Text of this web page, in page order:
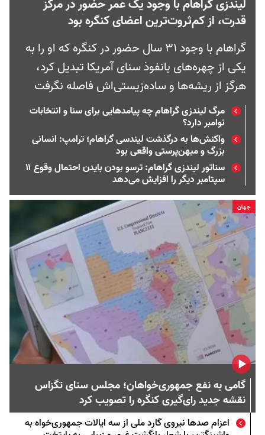
لیندزی گراهام با وجود یک عمر حضور در مرکز
قدرت، از کم‌ثروت‌ترین اعضای کنگره بود
گراهام با وجود ۳۱ سال حضور در کنگره که او را به
یکی از چهره‌های بانفوذ سنای آمریکا تبدیل کرد،
هرگز از ریشه‌ها و ساده‌زیستی‌اش فاصله نگرفت
مرگ لیندزی گراهام چه پیامدهایی برای سنا و انتخابات
نوامبر دارد؟
واکنش‌ها به درگذشت لیندسی گراهام؛ ترامپ: انسانی
بزرگ و میهن‌پرستی واقعی بود
سناتور لیندزی گراهام: ترسو بودن بایدن احتمال وقوع ۱۱
سپتامبر دیگر را افزایش می‌دهد
جهان
گامی به نفع جمهوری‌خواهان؛ مجلس سنای تگزاس
نقشه جدید رای‌گیری کنگره را تصویب کرد
اعزام صدها نیروی گارد ملی از سه ایالات جمهوری‌خواه به